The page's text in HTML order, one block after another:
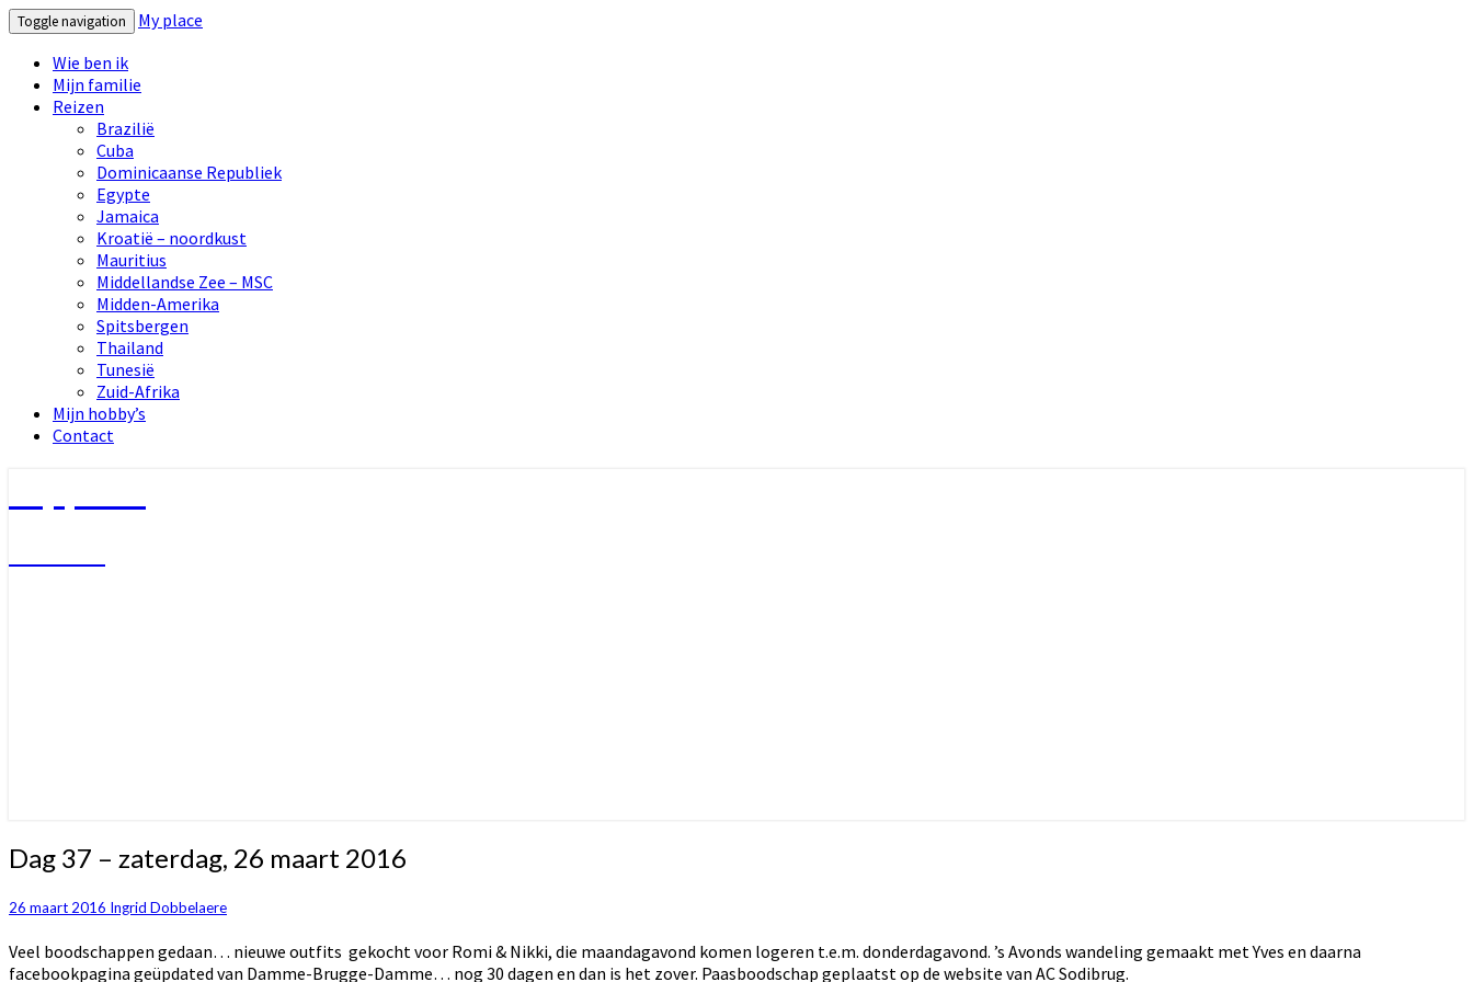
Toggle navigation
My place
Wie ben ik
Mijn familie
Reizen
Brazilië
Cuba
Dominicaanse Republiek
Egypte
Jamaica
Kroatië – noordkust
Mauritius
Middellandse Zee – MSC
Midden-Amerika
Spitsbergen
Thailand
Tunesië
Zuid-Afrika
Mijn hobby’s
Contact
Dag
37
zaterdag,
maart
Dag 37 – zaterdag, 26 maart 2016
26 maart 2016 Ingrid Dobbelaere
Veel boodschappen gedaan… nieuwe outfits gekocht voor Romi & Nikki, die maandagavond komen logeren t.e.m. donderdagavond. ’s Avonds wandeling gemaakt met Yves en daarna
facebookpagina geüpdated van Damme-Brugge-Damme… nog 30 dagen en dan is het zover. Paasboodschap geplaatst op de website van AC Sodibrug.